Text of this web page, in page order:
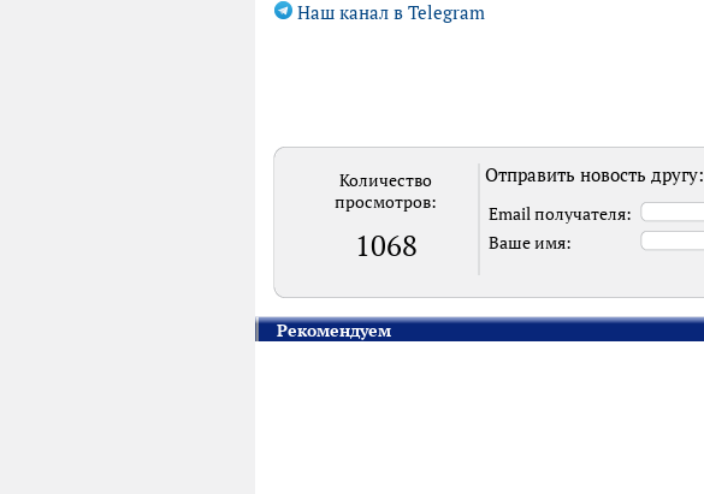
Наш канал в Telegram
Количество
просмотров:
1068
Отправить новость другу:
Email получателя:
Ваше имя:
Рекомендуем